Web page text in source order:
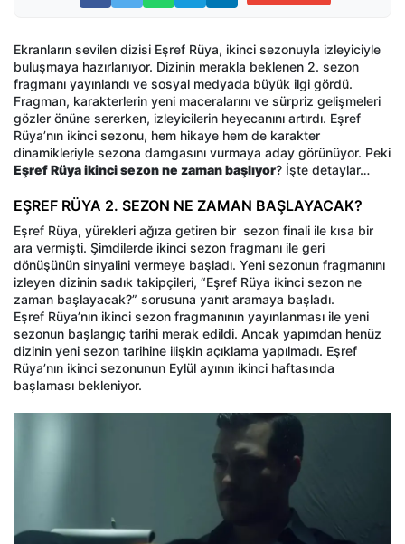
Ekranların sevilen dizisi Eşref Rüya, ikinci sezonuyla izleyiciyle
buluşmaya hazırlanıyor. Dizinin merakla beklenen 2. sezon
fragmanı yayınlandı ve sosyal medyada büyük ilgi gördü.
Fragman, karakterlerin yeni maceralarını ve sürpriz gelişmeleri
gözler önüne sererken, izleyicilerin heyecanını artırdı. Eşref
Rüya’nın ikinci sezonu, hem hikaye hem de karakter
dinamikleriyle sezona damgasını vurmaya aday görünüyor. Peki
Eşref Rüya ikinci sezon ne zaman başlıyor? İşte detaylar…
EŞREF RÜYA 2. SEZON NE ZAMAN BAŞLAYACAK?
Eşref Rüya, yürekleri ağıza getiren bir sezon finali ile kısa bir
ara vermişti. Şimdilerde ikinci sezon fragmanı ile geri
dönüşünün sinyalini vermeye başladı. Yeni sezonun fragmanını
izleyen dizinin sadık takipçileri, “Eşref Rüya ikinci sezon ne
zaman başlayacak?” sorusuna yanıt aramaya başladı.
Eşref Rüya’nın ikinci sezon fragmanının yayınlanması ile yeni
sezonun başlangıç tarihi merak edildi. Ancak yapımdan henüz
dizinin yeni sezon tarihine ilişkin açıklama yapılmadı. Eşref
Rüya’nın ikinci sezonunun Eylül ayının ikinci haftasında
başlaması bekleniyor.